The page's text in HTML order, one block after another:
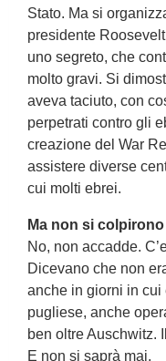
Stato. Ma si
presidente
uno segreto, che
molto gravi. Si
aveva taciuto, con
perpetrati contro gli
creazione del War
assistere diverse
cui molti ebrei.
Ma non si
No, non accadde.
Dicevano che non
anche in giorni in cui
pugliese, anche
ben oltre Auschwitz.
E non si saprà mai.